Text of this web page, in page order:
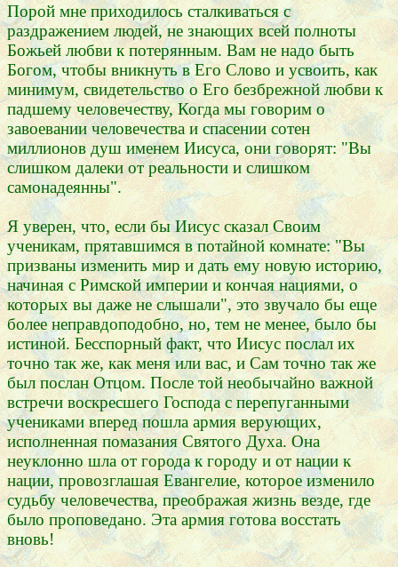
Порой мне приходилось сталкиваться с
раздражением людей, не знающих всей полноты
Божьей любви к потерянным. Вам не надо быть
Богом, чтобы вникнуть в Его Слово и усвоить, как
минимум, свидетельство о Его безбрежной любви к
падшему человечеству, Когда мы говорим о
завоевании человечества и спасении сотен
миллионов душ именем Иисуса, они говорят: "Вы
слишком далеки от реальности и слишком
самонадеянны".
Я уверен, что, если бы Иисус сказал Своим
ученикам, прятавшимся в потайной комнате: "Вы
призваны изменить мир и дать ему новую историю,
начиная с Римской империи и кончая нациями, о
которых вы даже не слышали", это звучало бы еще
более неправдоподобно, но, тем не менее, было бы
истиной. Бесспорный факт, что Иисус послал их
точно так же, как меня или вас, и Сам точно так же
был послан Отцом. После той необычайно важной
встречи воскресшего Господа с перепуганными
учениками вперед пошла армия верующих,
исполненная помазания Святого Духа. Она
неуклонно шла от города к городу и от нации к
нации, провозглашая Евангелие, которое изменило
судьбу человечества, преображая жизнь везде, где
было проповедано. Эта армия готова восстать
вновь!